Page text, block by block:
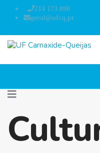
214 173 090
geral@ufcq.pt